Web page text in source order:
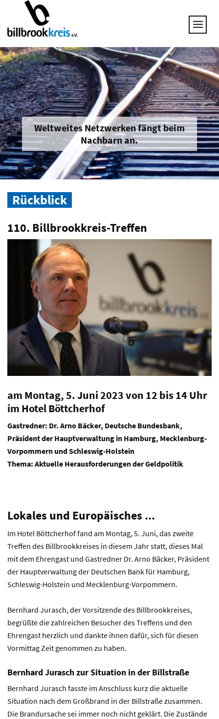
Weltweites Netzwerken fängt beim
Nachbarn an.
UNSERE THEMEN
25 JAHRE NETZWERK
GESPRÄCHSKREISE
UNTERNEHMEN & BRANCHEN
JOB & QUALIFIZIERUNG
BRANCHENINFOS
MITGLIED WERDEN
Rückblick
110. Billbrookkreis-Treffen
am Montag, 5. Juni 2023 von 12 bis 14 Uhr
im Hotel Böttcherhof
Gastredner: Dr. Arno Bäcker, Deutsche Bundesbank,
Präsident der Hauptverwaltung in Hamburg, Mecklenburg-
Vorpommern und Schleswig-Holstein
Thema: Aktuelle Herausforderungen der Geldpolitik
Lokales und Europäisches ...
Im Hotel Böttcherhof fand am Montag, 5. Juni, das zweite
Treffen des Billbrookkreises in diesem Jahr statt, dieses Mal
mit dem Ehrengast und Gastredner Dr. Arno Bäcker, Präsident
der Hauptverwaltung der Deutschen Bank für Hamburg,
Schleswig-Holstein und Mecklenburg-Vorpommern.
Bernhard Jurasch, der Vorsitzende des Billbrookkreises,
begrüßte die zahlreichen Besucher des Treffens und den
Ehrengast herzlich und dankte ihnen dafür, sich für diesen
Vormittag Zeit genommen zu haben.
Bernhard Jurasch zur Situation in der Billstraße
Bernhard Jurasch fasste im Anschluss kurz die aktuelle
Situation nach dem Großbrand in der Billstraße zusammen.
Die Brandursache sei immer noch nicht geklärt. Die Zustände